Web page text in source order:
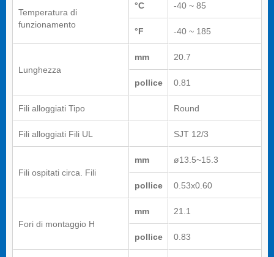
Temperatura di
funzionamento
°C -40 ~ 85
°F -40 ~ 185
Lunghezza
mm 20.7
pollice 0.81
Fili alloggiati Tipo Round
Fili alloggiati Fili UL SJT 12/3
Fili ospitati circa. Fili
mm ø13.5~15.3
pollice 0.53x0.60
Fori di montaggio H
mm 21.1
pollice 0.83